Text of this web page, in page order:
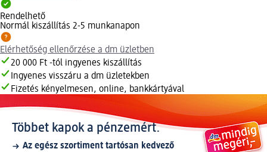
Rendelhető
Normál kiszállítás 2-5 munkanapon
Elérhetőség ellenőrzése a dm üzletben
20 000 Ft -tól ingyenes kiszállítás
Ingyenes visszáru a dm üzletekben
Fizetés kényelmesen, online, bankkártyával
Többet kapok a pénzemért.
Az egész szortiment tartósan kedvező